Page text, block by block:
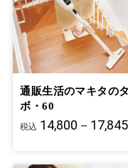
通販生活のマキタの
ボ・60
税込 14,800－17,845